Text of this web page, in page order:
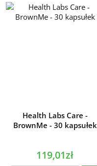
Health Labs Care -
BrownMe - 30 kapsułek
119,01zł